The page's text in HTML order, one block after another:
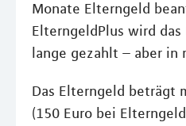
Monate Elterngeld
ElterngeldPlus wird
lange gezahlt – aber in
Das Elterngeld beträgt
(150 Euro bei